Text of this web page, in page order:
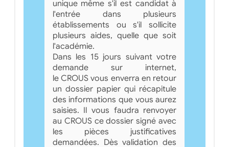
unique même s'il est candidat à
l'entrée dans plusieurs
établissements ou s'il sollicite
plusieurs aides, quelle que soit
l'académie.
Dans les 15 jours suivant votre
demande sur internet,
le CROUS vous enverra en retour
un dossier papier qui récapitule
des informations que vous aurez
saisies. Il vous faudra renvoyer
au CROUS ce dossier signé avec
les pièces justificatives
demandées. Dès validation des